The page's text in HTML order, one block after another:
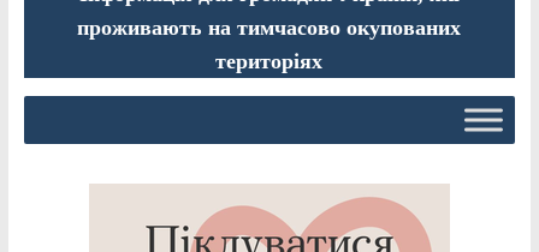
проживають на тимчасово окупованих
територіях